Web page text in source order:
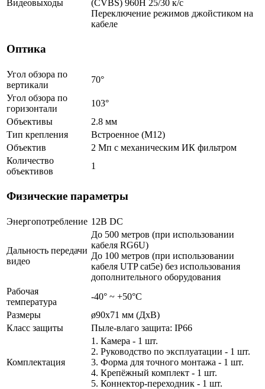
Видеовыходы
(CVBS) 960H 25/30 к/с
Переключение режимов джойстиком на
кабеле
Оптика
Угол обзора по
вертикали
70°
Угол обзора по
горизонтали
103°
Объективы
2.8 мм
Тип крепления
Встроенное (М12)
Объектив
2 Мп c механическим ИК фильтром
Количество
объективов
1
Физические параметры
Энергопотребление 12В DC
Дальность передачи
видео
До 500 метров (при использовании
кабеля RG6U)
До 100 метров (при использовании
кабеля UTP cat5e) без использования
дополнительного оборудования
Рабочая
температура
-40° ~ +50°С
Размеры
ø90х71 мм (ДхВ)
Класс защиты
Пыле-влаго защита: IP66
Комплектация
1. Камера - 1 шт.
2. Руководство по эксплуатации - 1 шт.
3. Форма для точного монтажа - 1 шт.
4. Крепёжный комплект - 1 шт.
5. Коннектор-переходник - 1 шт.